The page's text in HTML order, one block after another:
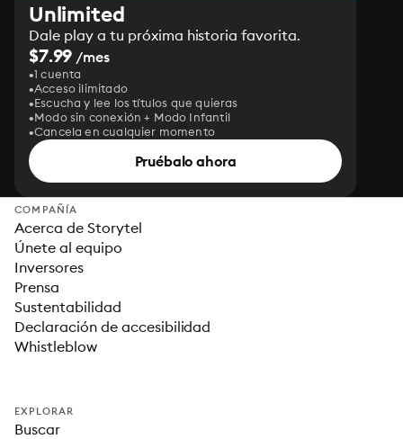
Unlimited
Dale play a tu próxima historia favorita.
$7.99 /mes
1 cuenta
Acceso ilimitado
Escucha y lee los títulos que quieras
Modo sin conexión + Modo Infantil
Cancela en cualquier momento
Pruébalo ahora
COMPAÑÍA
Acerca de Storytel
Únete al equipo
Inversores
Prensa
Sustentabilidad
Declaración de accesibilidad
Whistleblow
EXPLORAR
Buscar